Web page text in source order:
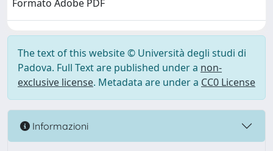
Formato Adobe PDF
The text of this website © Università degli studi di
Padova. Full Text are published under a non-
exclusive license. Metadata are under a CC0 License
Informazioni